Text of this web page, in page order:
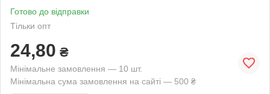
Готово до відправки
Тільки опт
24,80 ₴
Мінімальне замовлення — 10 шт.
Мінімальна сума замовлення на сайті — 500 ₴